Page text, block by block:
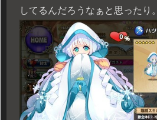
してるんだろうなぁと思ったり。